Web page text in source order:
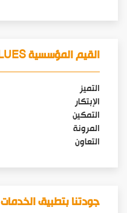
القيم المؤسسية OUR VALUES
التميز
الإبتكار
التمكين
المرونة
التعاون
جودتنا بتطبيق الخدمات